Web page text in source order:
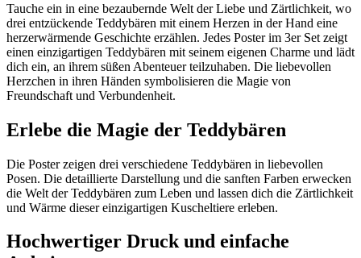
Tauche ein in eine bezaubernde Welt der Liebe und Zärtlichkeit, wo
drei entzückende Teddybären mit einem Herzen in der Hand eine
herzerwärmende Geschichte erzählen. Jedes Poster im 3er Set zeigt
einen einzigartigen Teddybären mit seinem eigenen Charme und lädt
dich ein, an ihrem süßen Abenteuer teilzuhaben. Die liebevollen
Herzchen in ihren Händen symbolisieren die Magie von
Freundschaft und Verbundenheit.
Erlebe die Magie der Teddybären
Die Poster zeigen drei verschiedene Teddybären in liebevollen
Posen. Die detaillierte Darstellung und die sanften Farben erwecken
die Welt der Teddybären zum Leben und lassen dich die Zärtlichkeit
und Wärme dieser einzigartigen Kuscheltiere erleben.
Hochwertiger Druck und einfache